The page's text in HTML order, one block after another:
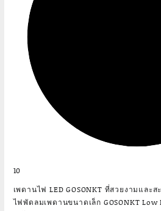
10
เพดานไฟ LED GOSONKT ที่สวยงามและส
ไฟพัดลมเพดานขนาดเล็ก GOSONKT Low